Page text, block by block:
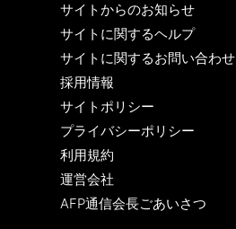
サイトからのお知らせ
サイトに関するヘルプ
サイトに関するお問い合わせ
採用情報
サイトポリシー
プライバシーポリシー
利用規約
運営会社
AFP通信会長ごあいさつ